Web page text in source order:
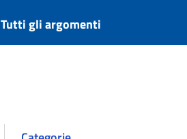
Tutti gli argomenti